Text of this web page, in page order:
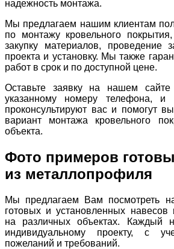
надежность монтажа.
Мы предлагаем нашим клиентам
по монтажу кровельного
закупку материалов, проведение
проекта и установку. Мы также
работ в срок и по доступной цене.
Оставьте заявку на нашем
указанному номеру телефона, и
проконсультируют вас и помогут
вариант монтажа кровельного
объекта.
Фото примеров
из металлопрофиля
Мы предлагаем Вам посмотреть
готовых и установленных навесов
на различных объектах. Каждый
индивидуальному проекту, с
пожеланий и требований.